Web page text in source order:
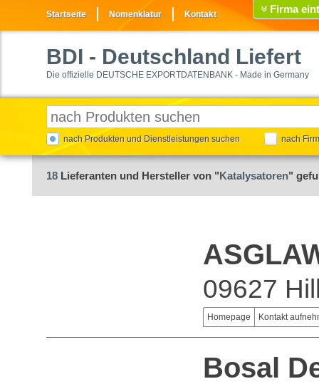
Startseite Nomenklatur Kontakt Firma
BDI - Deutschland Liefert
Die offizielle DEUTSCHE EXPORTDATENBANK - Made in Germany
nach Produkten und Dienstleistungen suchen nach
18 Lieferanten und Hersteller von "Katalysatoren"
09627
Homepage Kontakt
Bosal